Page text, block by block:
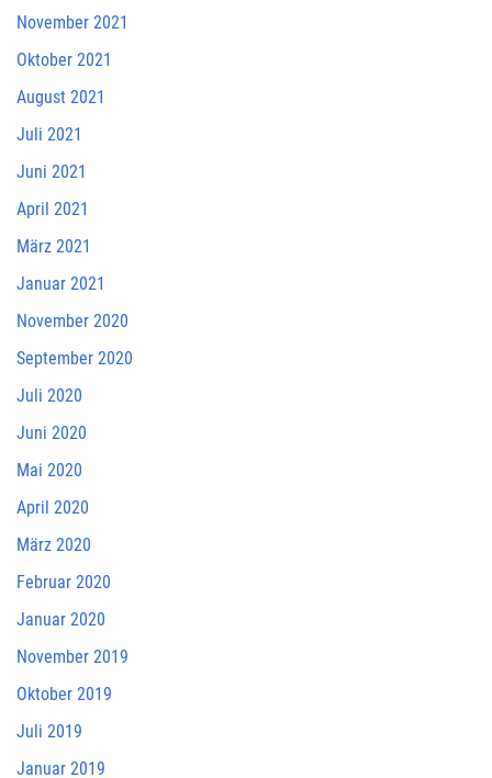
November 2021
Oktober 2021
August 2021
Juli 2021
Juni 2021
April 2021
März 2021
Januar 2021
November 2020
September 2020
Juli 2020
Juni 2020
Mai 2020
April 2020
März 2020
Februar 2020
Januar 2020
November 2019
Oktober 2019
Juli 2019
Januar 2019